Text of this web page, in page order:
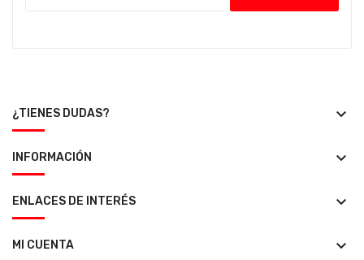
¿TIENES DUDAS? keyboard_arrow_down
INFORMACIÓN keyboard_arrow_down
ENLACES DE INTERÉS keyboard_arrow_down
MI CUENTA keyboard_arrow_down